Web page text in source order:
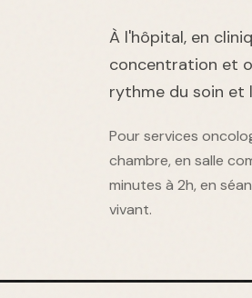
À l'hôpital, en
concentration et
rythme du soin et
Pour services
chambre, en salle
minutes à 2h, en
vivant.